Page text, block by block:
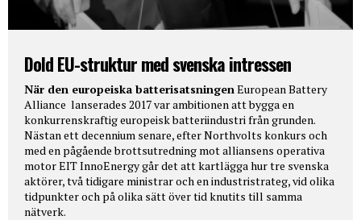
Dold EU-struktur med svenska intressen
När den europeiska batterisatsningen European Battery
Alliance lanserades 2017 var ambitionen att bygga en
konkurrenskraftig europeisk batteriindustri från grunden.
Nästan ett decennium senare, efter Northvolts konkurs och
med en pågående brottsutredning mot alliansens operativa
motor EIT InnoEnergy går det att kartlägga hur tre svenska
aktörer, två tidigare ministrar och en industristrateg, vid olika
tidpunkter och på olika sätt över tid knutits till samma
nätverk.